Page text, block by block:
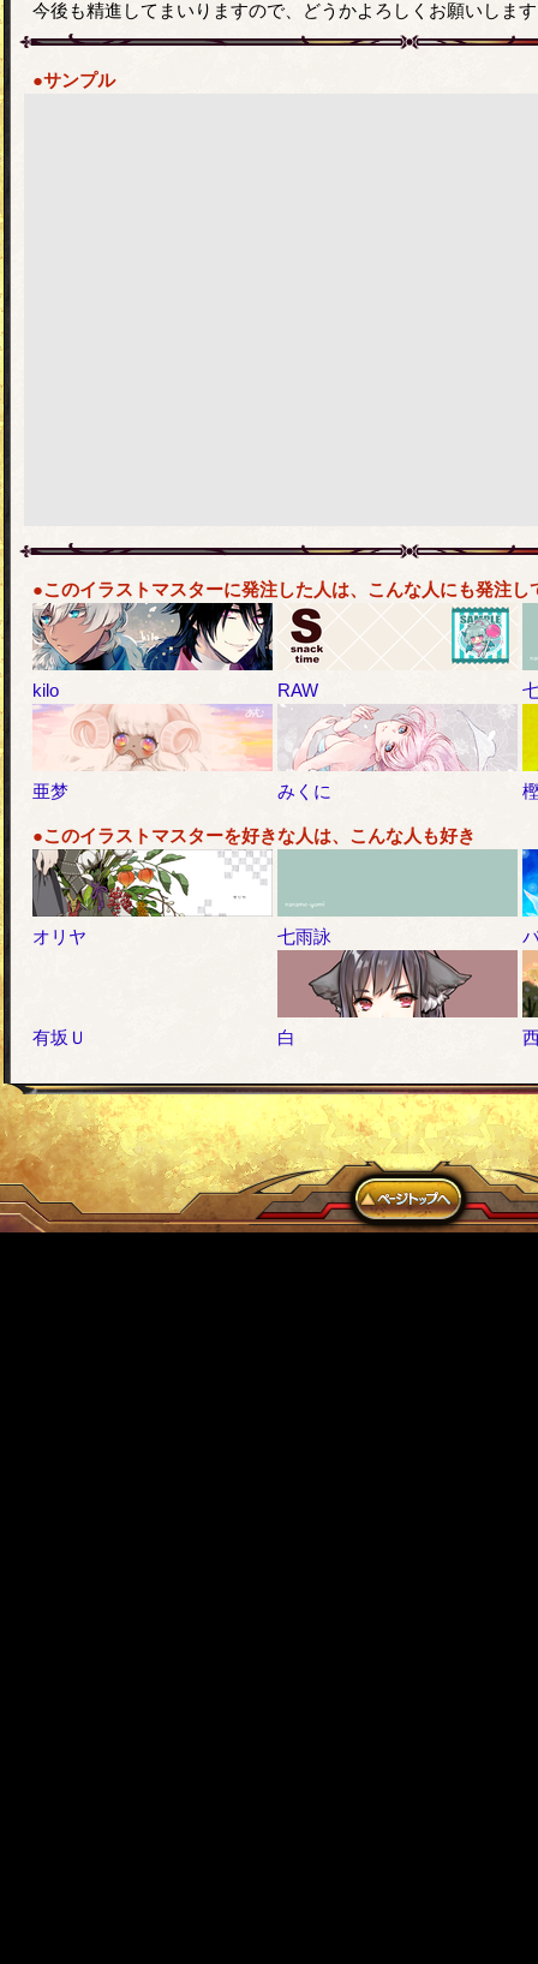
今後も精進してまいりますので、どうかよろしくお願いしま
●サンプル
●このイラストマスターに発注した人は、こんな人にも発注し
kilo RAW
亜梦 みくに
●このイラストマスターを好きな人は、こんな人も好き
オリヤ 七雨詠
有坂Ｕ 白